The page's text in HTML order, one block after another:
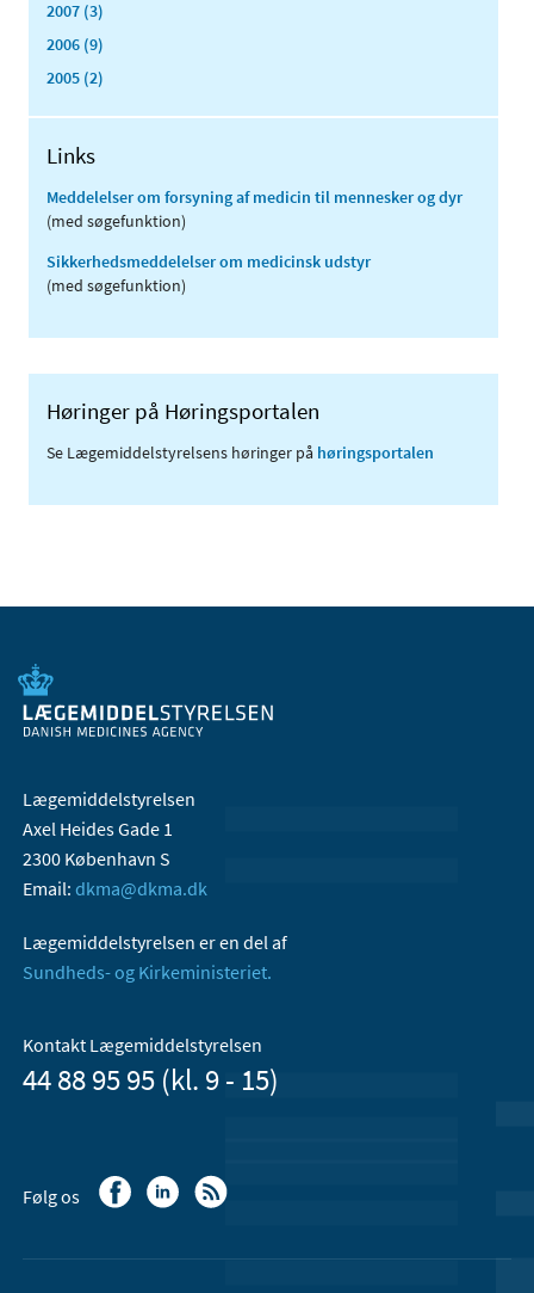
2007 (3)
2006 (9)
2005 (2)
Links
Meddelelser om forsyning af medicin til mennesker og dyr
(med søgefunktion)
Sikkerhedsmeddelelser om medicinsk udstyr
(med søgefunktion)
Høringer på Høringsportalen
Se Lægemiddelstyrelsens høringer på høringsportalen
Lægemiddelstyrelsen
Axel Heides Gade 1
2300 København S
Email: dkma@dkma.dk
Lægemiddelstyrelsen er en del af
Sundheds- og Kirkeministeriet.
Kontakt Lægemiddelstyrelsen
44 88 95 95 (kl. 9 - 15)
Følg os